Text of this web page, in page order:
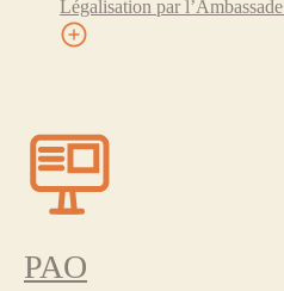
Légalisation par l’Ambassade
PAO